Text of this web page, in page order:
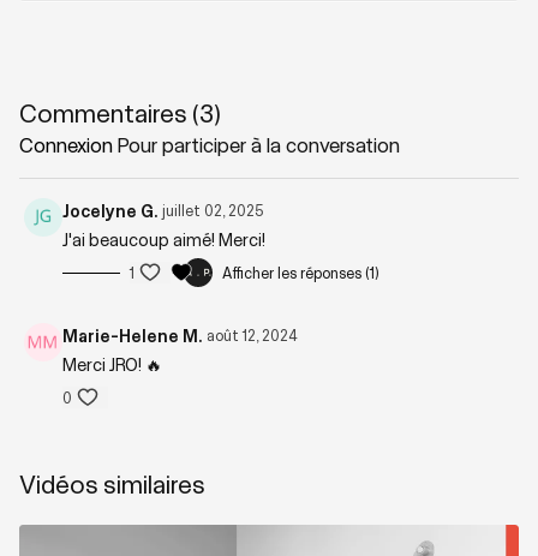
Niveau : 2
Zones sollicitées : Tout le corps
Commentaires (3)
Connexion Pour participer à la conversation
Jocelyne G. juillet 02, 2025
J'ai beaucoup aimé! Merci!
1 Afficher les réponses (1)
Marie-Helene M. août 12, 2024
Merci JRO! 🔥
0
Vidéos similaires